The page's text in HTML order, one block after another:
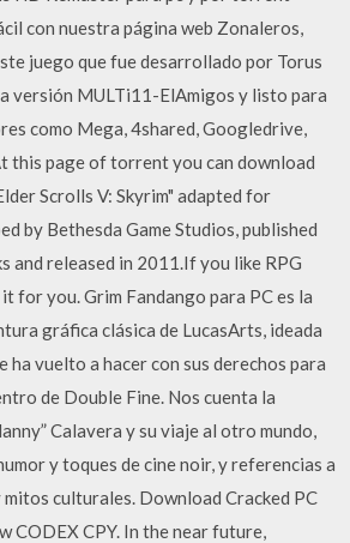
con nuestra página web Zonaleros,
juego que fue desarrollado por Torus
versión MULTi11-ElAmigos y listo para
como Mega, 4shared, Googledrive,
this page of torrent you can download
Scrolls V: Skyrim" adapted for
by Bethesda Game Studios, published
and released in 2011.If you like RPG
for you. Grim Fandango para PC es la
gráfica clásica de LucasArts, ideada
ha vuelto a hacer con sus derechos para
de Double Fine. Nos cuenta la
Calavera y su viaje al otro mundo,
y toques de cine noir, y referencias a
culturales. Download Cracked PC
CODEX CPY. In the near future,